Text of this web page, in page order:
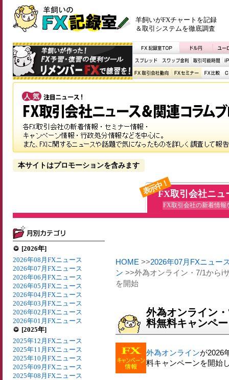
羊飼いがFXチャートを記録
＆取引システムを徹底調査
本サイトはプロモーションを含みます
表示中！FX取引会社ニュ
FX取引会社の新着情報
[2026年]
2026年08月FXニュース
2026年07月FXニュース
2026年06月FXニュース
2026年05月FXニュース
2026年04月FXニュース
2026年03月FXニュース
2026年02月FXニュース
2026年01月FXニュース
[2025年]
2025年12月FXニュース
2025年11月FXニュース
2025年10月FXニュース
2025年09月FXニュース
2025年08月FXニュース
HOME >>2026年07月FXニュー
ン >>外為オンライン・7/1からi
を開始
外為オンライン
料無料キャンペ
外為オンラインが2026
料キャンペーンを開始